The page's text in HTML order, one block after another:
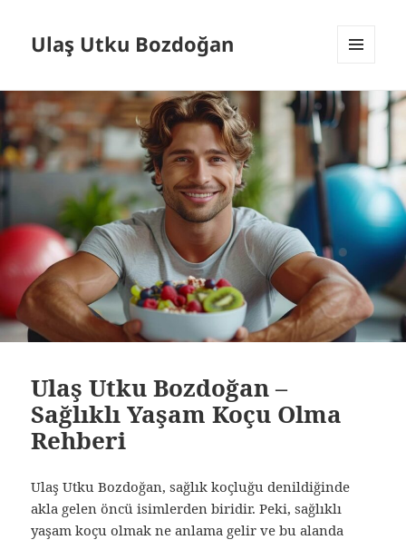
Ulaş Utku Bozdoğan
BILEŞENLER
Ulaş Utku Bozdoğan –
Sağlıklı Yaşam Koçu Olma
Rehberi
Ulaş Utku Bozdoğan, sağlık koçluğu denildiğinde
akla gelen öncü isimlerden biridir. Peki, sağlıklı
yaşam koçu olmak ne anlama gelir ve bu alanda